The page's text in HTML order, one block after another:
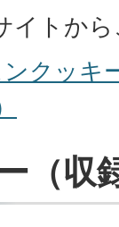
イトか
ンクッ
（収